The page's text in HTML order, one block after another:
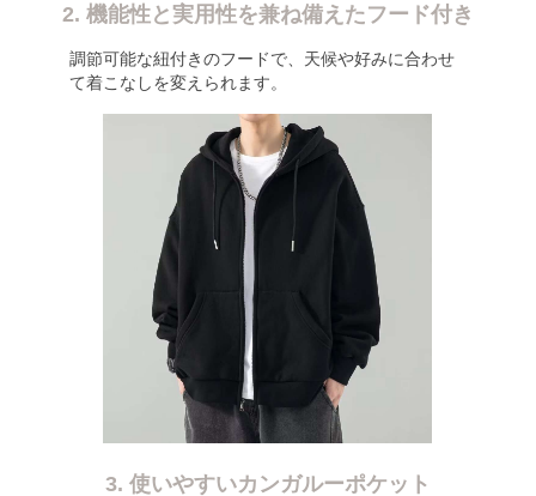
2. 機能性と実用性を兼ね備えたフード付き
調節可能な紐付きのフードで、天候や好みに合わせ
て着こなしを変えられます。
3. 使いやすいカンガルーポケット